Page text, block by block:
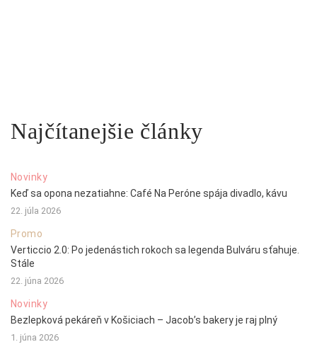
Najčítanejšie články
Novinky
Keď sa opona nezatiahne: Café Na Peróne spája divadlo, kávu
22. júla 2026
Promo
Verticcio 2.0: Po jedenástich rokoch sa legenda Bulváru sťahuje.
Stále
22. júna 2026
Novinky
Bezlepková pekáreň v Košiciach – Jacob’s bakery je raj plný
1. júna 2026